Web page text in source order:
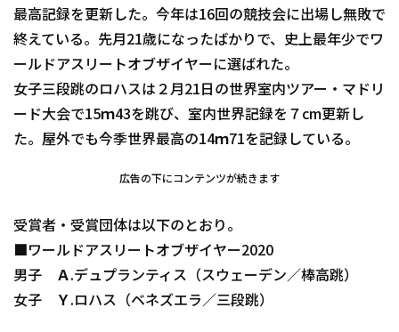
最高記録を更新した。今年は16回の競技会に出場し無敗で
終えている。先月21歳になったばかりで、史上最年少でワ
ールドアスリートオブザイヤーに選ばれた。
女子三段跳のロハスは２月21日の世界室内ツアー・マドリ
ード大会で15ｍ43を跳び、室内世界記録を７cm更新し
た。屋外でも今季世界最高の14ｍ71を記録している。
広告の下にコンテンツが続きます
受賞者・受賞団体は以下のとおり。
■ワールドアスリートオブザイヤー2020
男子 Ａ.デュプランティス（スウェーデン／棒高跳）
女子 Ｙ.ロハス（ベネズエラ／三段跳）